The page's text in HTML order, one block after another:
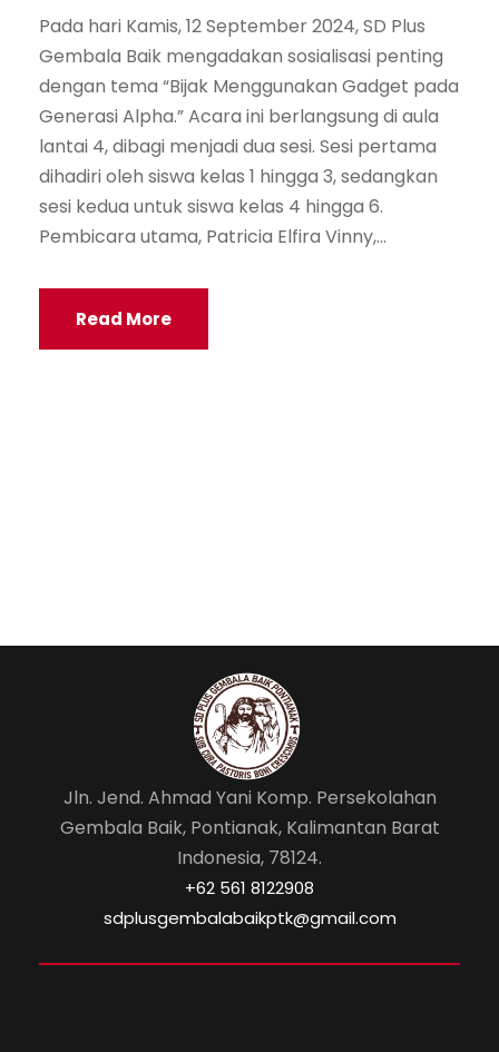
Pada hari Kamis, 12 September 2024, SD Plus
Gembala Baik mengadakan sosialisasi penting
dengan tema “Bijak Menggunakan Gadget pada
Generasi Alpha.” Acara ini berlangsung di aula
lantai 4, dibagi menjadi dua sesi. Sesi pertama
dihadiri oleh siswa kelas 1 hingga 3, sedangkan
sesi kedua untuk siswa kelas 4 hingga 6.
Pembicara utama, Patricia Elfira Vinny,...
Read More
Jln. Jend. Ahmad Yani Komp. Persekolahan
Gembala Baik, Pontianak, Kalimantan Barat
Indonesia, 78124.
‎+62 561 8122908
sdplusgembalabaikptk@gmail.com